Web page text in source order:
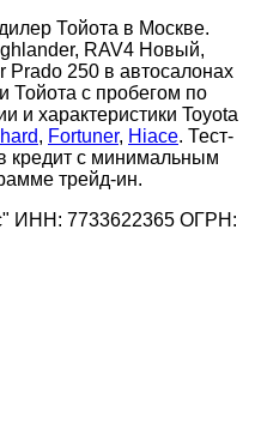
Тойота в Москве.
RAV4 Новый,
Prado 250 в автосалонах
Тойота с пробегом по
и характеристики Toyota
, Fortuner, Hiace. Тест-
кредит с минимальным
трейд-ин.
ИНН: 7733622365 ОГРН: